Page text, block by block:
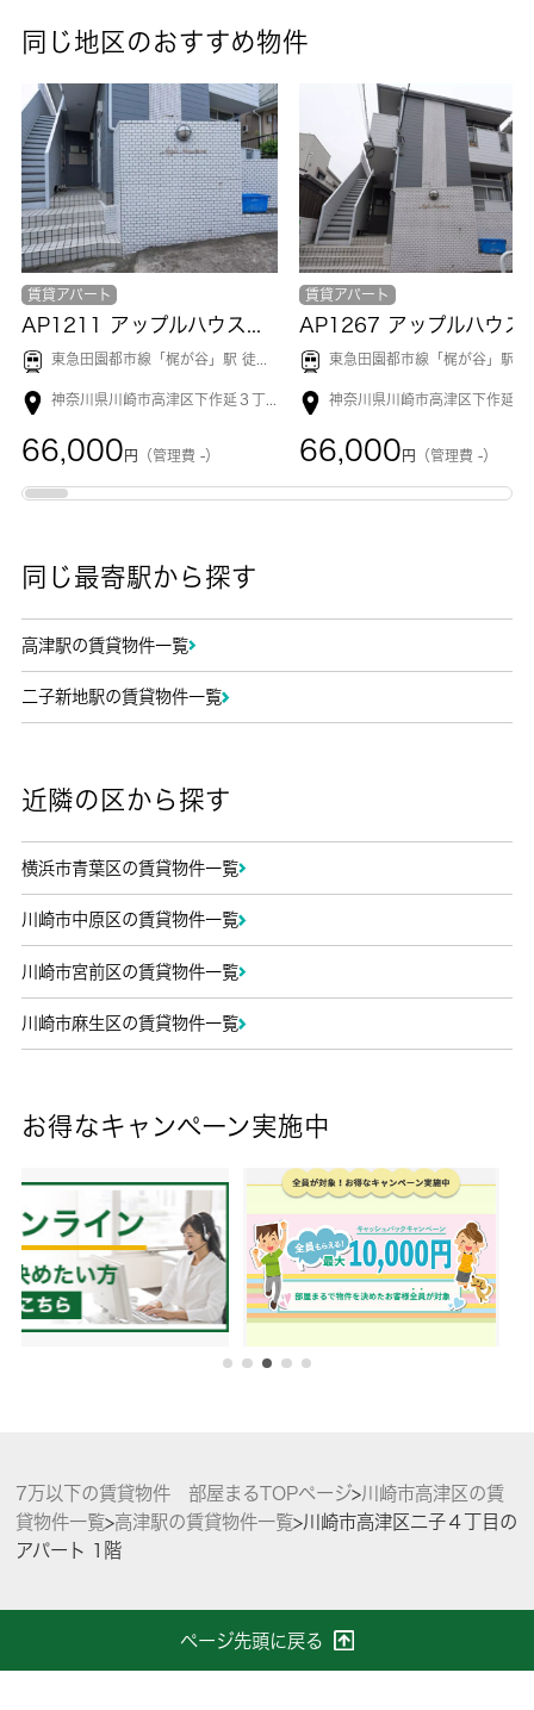
同じ地区のおすすめ物件
賃貸アパート
AP1211 アップルハウス梶ヶ谷 202
東急田園都市線「 梶が谷」駅 徒歩10分
神奈川県川崎市高津区下作延３丁目
66,000 円 （管理費 -）
賃貸アパート
東急田園都市線「梶が谷 」駅 徒歩10分
66,000 円 （管理費 -）
同じ最寄駅から探す
高津駅の賃貸物件一覧
二子新地駅の賃貸物件一覧
近隣の区から探す
横浜市青葉区の賃貸物件一覧
川崎市中原区の賃貸物件一覧
川崎市宮前区の賃貸物件一覧
川崎市麻生区の賃貸物件一覧
お得なキャンペーン実施中
7万以下の賃貸物件 部屋まるTOPページ>川崎市高津区の賃
貸物件一覧>高津駅の賃貸物件一覧>川崎市高津区二子４丁目の
アパート 1階
ページ先頭に戻る